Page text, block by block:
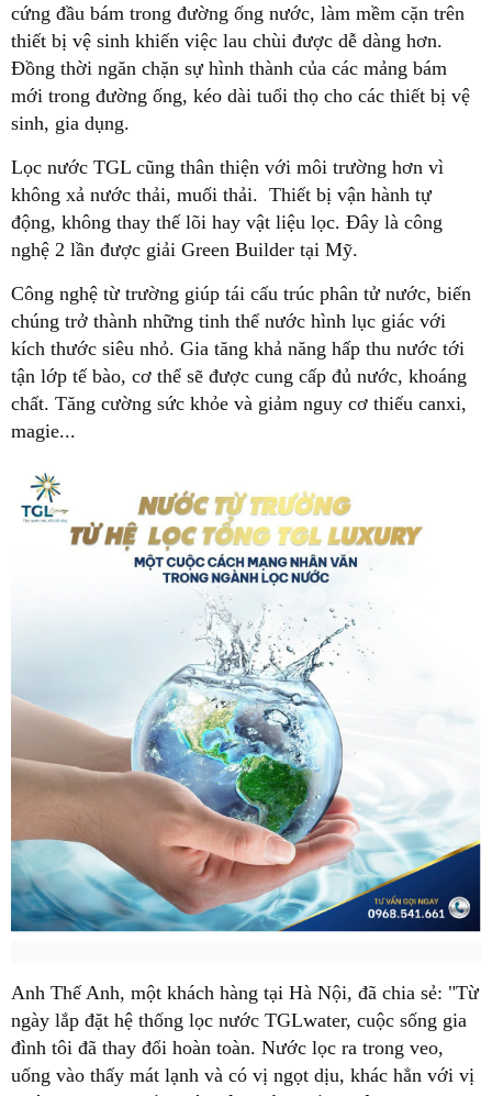
cứng đầu bám trong đường ống nước, làm mềm cặn trên
thiết bị vệ sinh khiến việc lau chùi được dễ dàng hơn.
Đồng thời ngăn chặn sự hình thành của các mảng bám
mới trong đường ống, kéo dài tuổi thọ cho các thiết bị vệ
sinh, gia dụng.
Lọc nước TGL cũng thân thiện với môi trường hơn vì
không xả nước thải, muối thải. Thiết bị vận hành tự
động, không thay thế lõi hay vật liệu lọc. Đây là công
nghệ 2 lần được giải Green Builder tại Mỹ.
Công nghệ từ trường giúp tái cấu trúc phân tử nước, biến
chúng trở thành những tinh thể nước hình lục giác với
kích thước siêu nhỏ. Gia tăng khả năng hấp thu nước tới
tận lớp tế bào, cơ thể sẽ được cung cấp đủ nước, khoáng
chất. Tăng cường sức khỏe và giảm nguy cơ thiếu canxi,
magie...
Anh Thế Anh, một khách hàng tại Hà Nội, đã chia sẻ: "Từ
ngày lắp đặt hệ thống lọc nước TGLwater, cuộc sống gia
đình tôi đã thay đổi hoàn toàn. Nước lọc ra trong veo,
uống vào thấy mát lạnh và có vị ngọt dịu, khác hẳn với vị